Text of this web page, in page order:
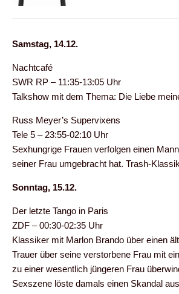
Samstag, 14.12.
Nachtcafé
SWR RP – 11:35-13:05 Uhr
Talkshow mit dem Thema: Die Liebe
Russ Meyer’s Supervixens
Tele 5 – 23:55-02:10 Uhr
Sexhungrige Frauen verfolgen einen
seiner Frau umgebracht hat. Trash-
Sonntag, 15.12.
Der letzte Tango in Paris
ZDF – 00:30-02:35 Uhr
Klassiker mit Marlon Brando über einen
Trauer über seine verstorbene Frau mit
zu einer wesentlich jüngeren Frau
Sexszene löste damals einen Skandal